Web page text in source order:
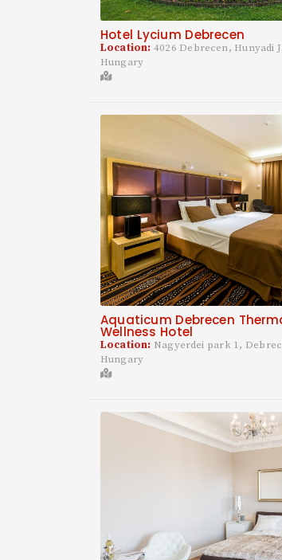
Hotel Lycium Debrecen
Location:4026 Debrecen, Hunyadi
Hungary
Aquaticum Debrecen
Wellness Hotel
Location: Nagyerdei park 1,
Hungary